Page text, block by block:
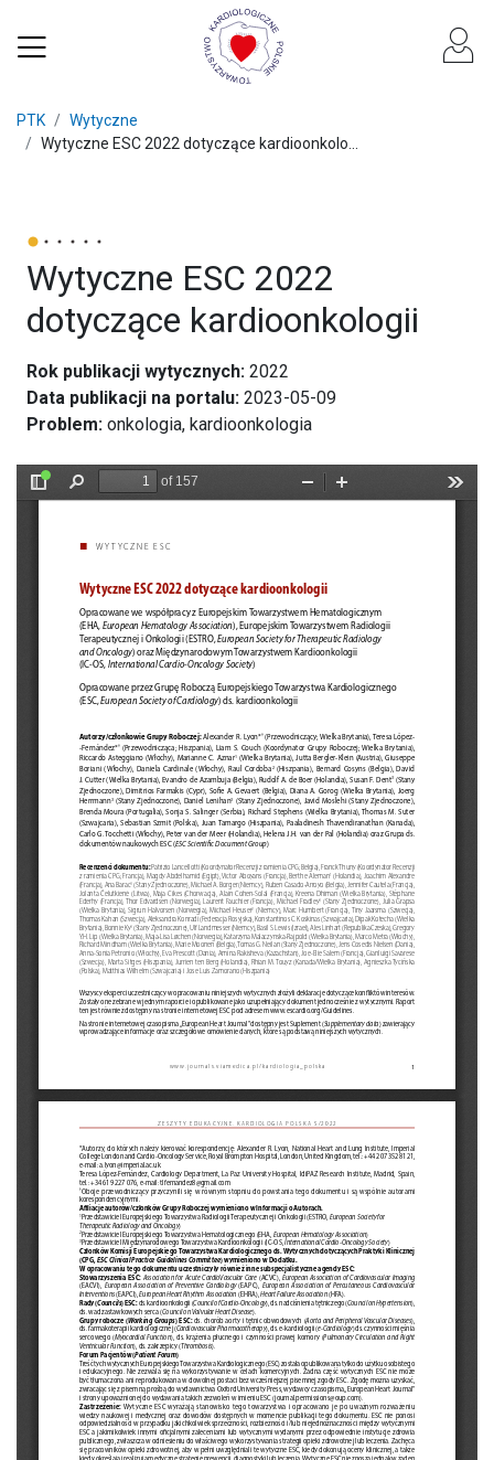
PTK
Wytyczne
Wytyczne ESC 2022 dotyczące kardioonkolo...
Wytyczne ESC 2022
dotyczące kardioonkologii
Rok publikacji wytycznych: 2022
Data publikacji na portalu: 2023-05-09
Problem: onkologia, kardioonkologia